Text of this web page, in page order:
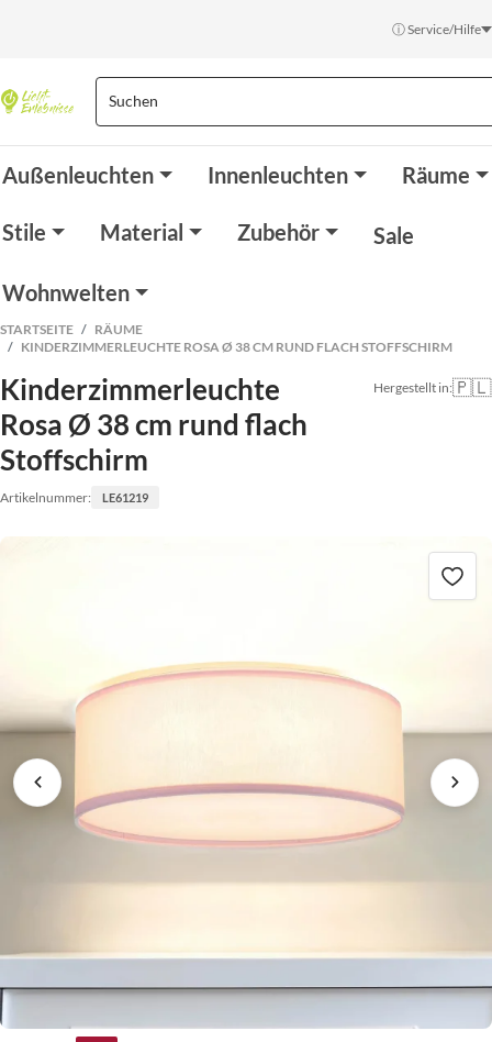
ⓘ Service/Hilfe
Außenleuchten Innenleuchten Räume
Stile Material Zubehör Sale
Wohnwelten
STARTSEITE
RÄUME
KINDERZIMMERLEUCHTE ROSA Ø 38 CM RUND FLACH STOFFSCHIRM
Kinderzimmerleuchte
Rosa Ø 38 cm rund flach
Stoffschirm
Artikelnummer: LE61219
Hergestellt in:🇵🇱